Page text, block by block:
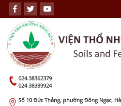
024.38362379
024 38389924
Số 10 Đức Thắng, phường Đông Ngạc,